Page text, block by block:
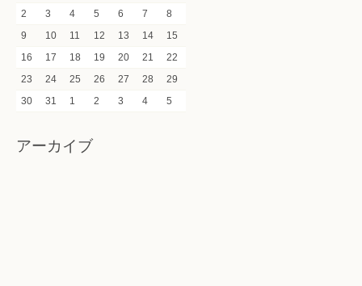
2
3 4 5 6 7
8
9
10 11 12 13 14
15
16
17 18 19 20 21
22
23
24 25 26 27 28
29
30
31 1 2 3 4 5
アーカイブ